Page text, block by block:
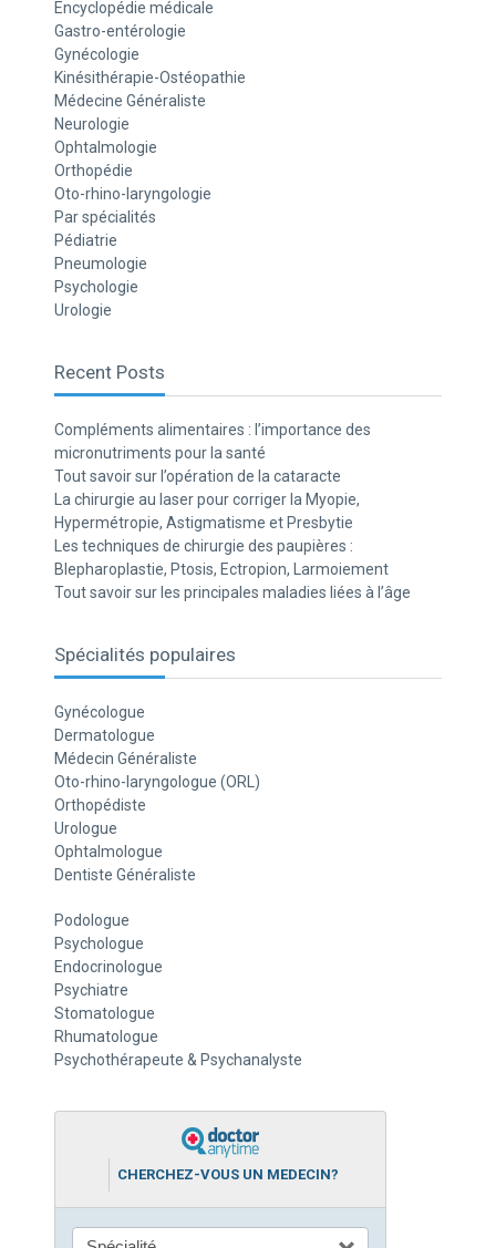
Encyclopédie médicale
Gastro-entérologie
Gynécologie
Kinésithérapie-Ostéopathie
Médecine Généraliste
Neurologie
Ophtalmologie
Orthopédie
Oto-rhino-laryngologie
Par spécialités
Pédiatrie
Pneumologie
Psychologie
Urologie
Recent Posts
Compléments alimentaires : l’importance des
micronutriments pour la santé
Tout savoir sur l’opération de la cataracte
La chirurgie au laser pour corriger la Myopie,
Hypermétropie, Astigmatisme et Presbytie
Les techniques de chirurgie des paupières :
Blepharoplastie, Ptosis, Ectropion, Larmoiement
Tout savoir sur les principales maladies liées à l’âge
Spécialités populaires
Gynécologue
Dermatologue
Médecin Généraliste
Oto-rhino-laryngologue (ORL)
Orthopédiste
Urologue
Ophtalmologue
Dentiste Généraliste
Podologue
Psychologue
Endocrinologue
Psychiatre
Stomatologue
Rhumatologue
Psychothérapeute & Psychanalyste
CHERCHEZ-VOUS UN MEDECIN?